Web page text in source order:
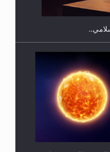
المسيح الموعود عليه